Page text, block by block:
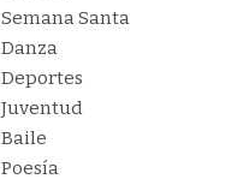
Semana Santa
Danza
Deportes
Juventud
Baile
Poesía